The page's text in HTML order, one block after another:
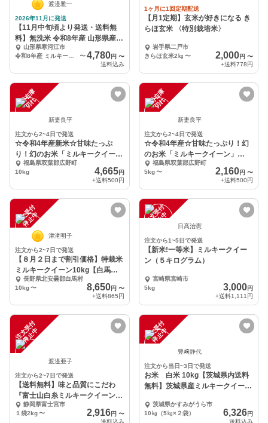
渡邉雅一
2026年11月に発送
【11月中旬頃より発送・送料無
料】無洗米 令和8年産 山形県産ミ
ルキークイーン
山形県寒河江市
〜 4,780円 〜
送料込み
1ヶ月に1回定期配送
【月1定期】玄米が好きになる き
らほ玄米 〈特別栽培米〉
岩手県二戸市
きらほ玄米2㎏ 〜 2,000円 〜
+送料778円
一
時
在
庫
切
れ
新妻良平
注文から2~4日で発送
☆令和4年産新米☆甘味たっぷ
り！幻のお米「ミルキークイー
ン」(10kg)
福島県双葉郡広野町
10kg
4,665円
+送料500円
一
時
在
庫
切
れ
新妻良平
注文から2~4日で発送
☆令和4年産☆甘味たっぷり！幻
のお米「ミルキークイーン」
(5kg)(10kg)
福島県双葉郡広野町
5kg 〜 2,160円 〜
+送料500円
注
文
受
付
停
止
中
津滝明子
注文から2~7日で発送
【８月２日まで割引価格】特栽米
ミルキークイーン10kg【白馬
産】長野県北安曇郡白馬村
10kg〜 8,650円 〜
+送料865円
注
文
受
付
停
止
中 日髙治憲
注文から1~5日で発送
【新米!一等米】ミルキークイー
ン（５キログラム）
宮崎県宮崎市
5kg
3,000円
+送料1,111円
注
文
受
付
停
止
中
渡邉亜子
注文から2~7日で発送
【送料無料】味と品質にこだわ
『富士山白糸ミルキークイーン
2kg〜』化学肥料不使用
静岡県富士宮市
１袋2kg〜 2,916円 〜
送料込み
注
文
受
付
停
止
中
豊﨑静代
注文から当日~3日で発送
お米 白米 10kg【茨城県内送料
無料】茨城県産ミルキークイーン
茨城県かすみがうら市
10㎏（5㎏×２袋）
6,326円
送料込み